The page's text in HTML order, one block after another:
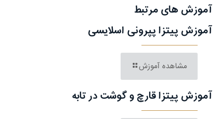
آموزش های مرتبط
آموزش پیتزا پپرونی اسلایسی
مشاهده آموزش
آموزش پیتزا قارچ و گوشت در تابه